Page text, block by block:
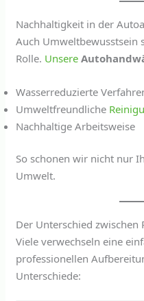
Nachhaltigkeit in der
Auch Umweltbewusstsein
Rolle. Unsere
Wasserreduzierte
Umweltfreundliche
Nachhaltige Arbeitsweise
So schonen wir nicht nur
Umwelt.
Der Unterschied
Viele verwechseln eine
professionellen
Unterschiede: